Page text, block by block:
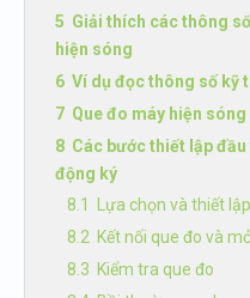
Giải thích các thông
hiện sóng
Ví dụ đọc thông số kỹ
Que đo máy hiện sóng
Các bước thiết lập
động ký
Lựa chọn và thiết
Kết nối que đo và
Kiểm tra que đo